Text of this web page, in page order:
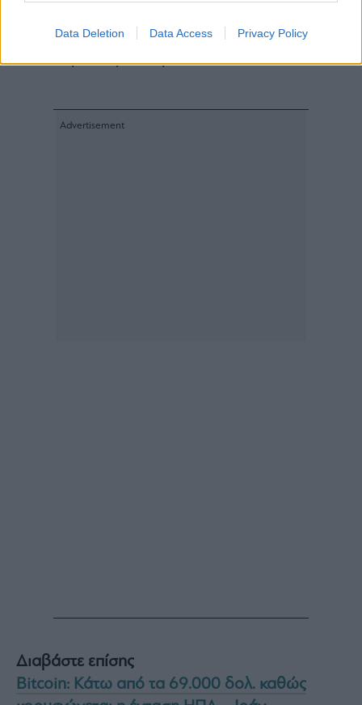
Data Deletion Data Access Privacy Policy
πληθωρισμό, με ελάχιστες πιθανότητες να τον
Διαβάστε επίσης
Bitcoin: Κάτω από τα 69.000 δολ. καθώς